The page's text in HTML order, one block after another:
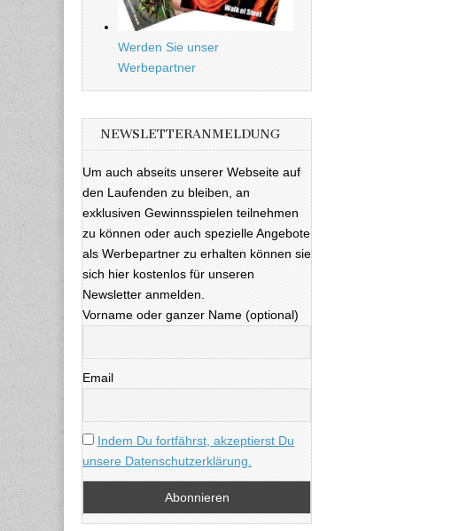
Werden Sie unser
Werbepartner
NEWSLETTERANMELDUNG
Um auch abseits unserer Webseite auf
den Laufenden zu bleiben, an
exklusiven Gewinnsspielen teilnehmen
zu können oder auch spezielle Angebote
als Werbepartner zu erhalten können sie
sich hier kostenlos für unseren
Newsletter anmelden.
Vorname oder ganzer Name (optional)
Email
Indem Du fortfährst, akzeptierst Du
unsere Datenschutzerklärung.